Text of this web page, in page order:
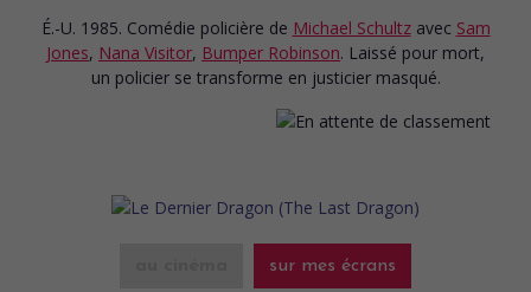
É.-U. 1985. Comédie policière de Michael Schultz avec Sam
Jones, Nana Visitor, Bumper Robinson. Laissé pour mort,
un policier se transforme en justicier masqué.
sur mes écrans